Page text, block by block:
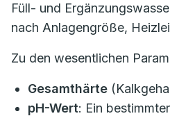
Füll- und
nach Anlagengröße,
Zu den wesentlichen
Gesamthärte
pH-Wert: Ein